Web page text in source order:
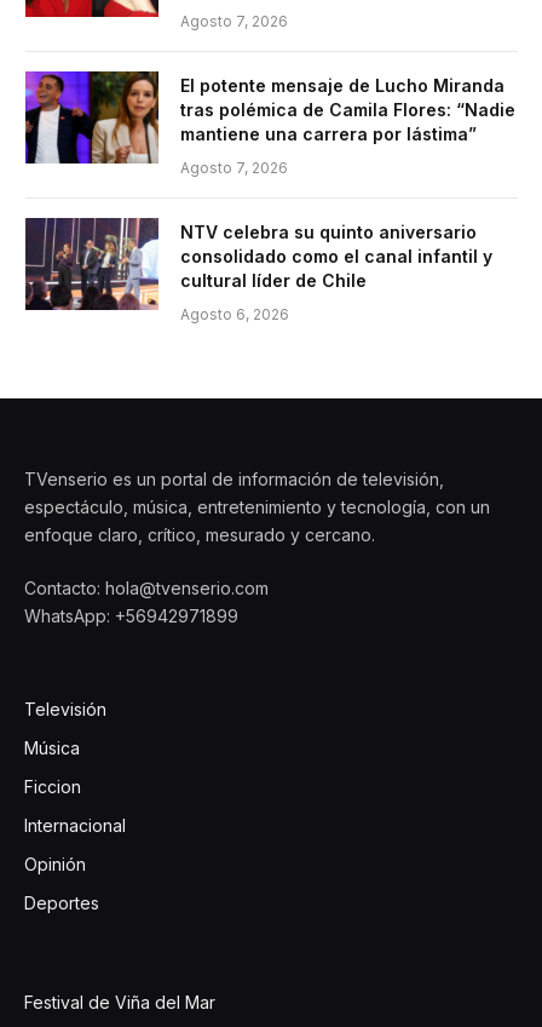
Agosto 7, 2026
El potente mensaje de Lucho Miranda
tras polémica de Camila Flores: “Nadie
mantiene una carrera por lástima”
Agosto 7, 2026
NTV celebra su quinto aniversario
consolidado como el canal infantil y
cultural líder de Chile
Agosto 6, 2026
TVenserio es un portal de información de televisión,
espectáculo, música, entretenimiento y tecnología, con un
enfoque claro, crítico, mesurado y cercano.
Contacto: hola@tvenserio.com
WhatsApp: +56942971899
Televisión
Música
Ficcion
Internacional
Opinión
Deportes
Festival de Viña del Mar